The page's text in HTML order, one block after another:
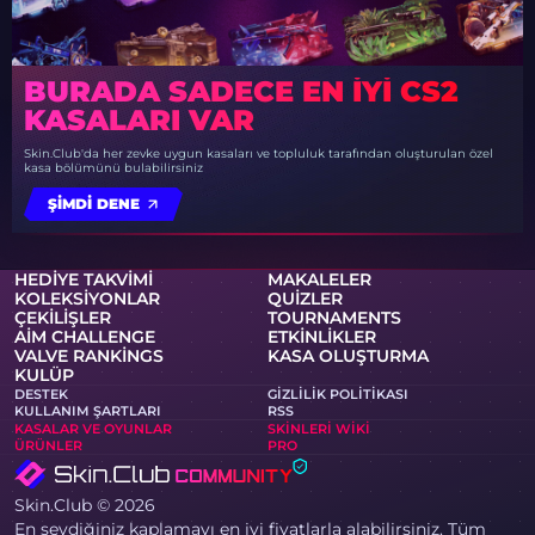
BURADA SADECE EN IYI CS2
KASALARI VAR
Skin.Club'da her zevke uygun kasaları ve topluluk tarafından oluşturulan özel
kasa bölümünü bulabilirsiniz
ŞIMDI DENE
HEDIYE TAKVIMI
MAKALELER
KOLEKSIYONLAR
QUIZLER
ÇEKILIŞLER
TOURNAMENTS
AIM CHALLENGE
ETKINLIKLER
VALVE RANKINGS
KASA OLUŞTURMA
KULÜP
DESTEK
GIZLILIK POLITIKASI
KULLANIM ŞARTLARI
RSS
KASALAR VE OYUNLAR
SKINLERI WIKI
ÜRÜNLER
PRO
Skin.Club © 2026
En sevdiğiniz kaplamayı en iyi fiyatlarla alabilirsiniz. Tüm